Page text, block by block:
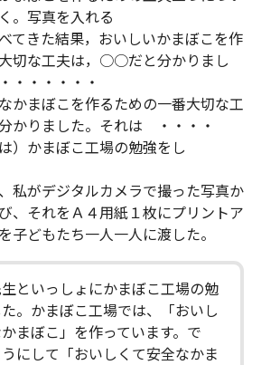
。写真を入れる
てきた結果，おいしいかまぼこを作
切な工夫は，○○だと分かりまし
・・・・・・
かまぼこを作るための一番大切な工
かりました。それは ・・・・
）かまぼこ工場の勉強をし
私がデジタルカメラで撮った写真か
、それをＡ４用紙１枚にプリントア
子どもたち一人一人に渡した。
といっしょにかまぼこ工場の勉
。かまぼこ工場では、「おいし
まぼこ」を作っています。で
にして「おいしくて安全なかま